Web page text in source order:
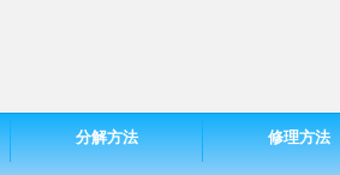
分解方法 修理方法